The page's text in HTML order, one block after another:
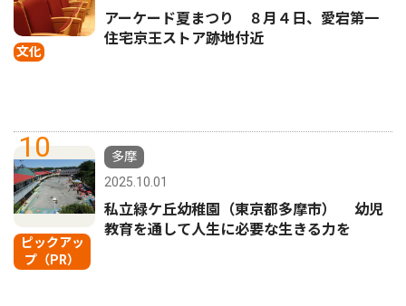
文化
アーケード夏まつり ８月４日、愛宕第一
住宅京王ストア跡地付近
10
ピックアッ
プ（PR）
多摩
2025.10.01
私立緑ケ丘幼稚園（東京都多摩市） 幼児
教育を通して人生に必要な生きる力を